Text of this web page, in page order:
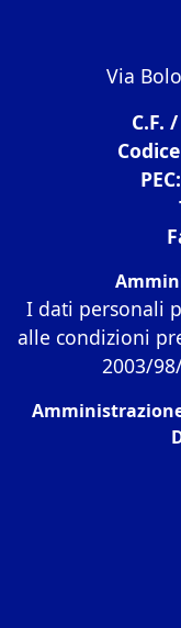
Via
C.F.
PEC:
I dati personali
alle condizioni
2003/